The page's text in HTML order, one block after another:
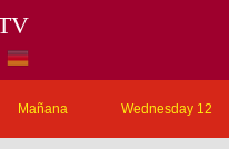
Mañana Wednesday 12